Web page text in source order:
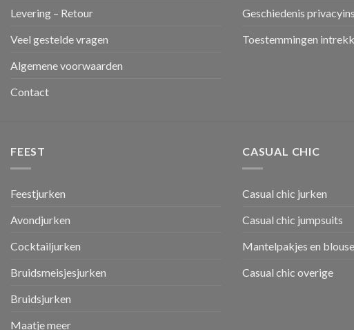
Levering – Retour
Veel gestelde vragen
Algemene voorwaarden
Contact
Geschiedenis
Toestemmingen
FEEST
Feestjurken
Avondjurken
Cocktailjurken
Bruidsmeisjesjurken
Bruidsjurken
Maatje meer
CASUAL CHIC
Casual chic jurken
Casual chic jumpsuits
Mantelpakjes en
Casual chic overige